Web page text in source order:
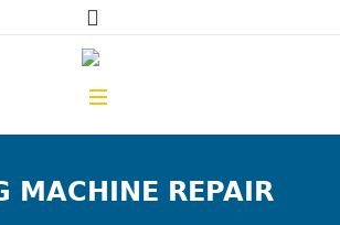
MACHINE REPAIR